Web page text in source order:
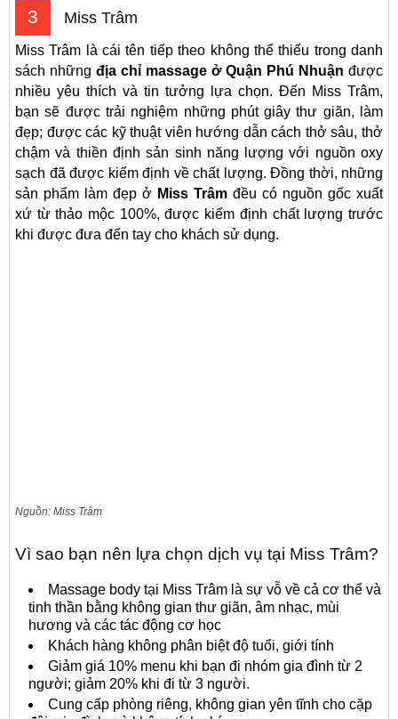
3 Miss Trâm
Miss Trâm là cái tên tiếp theo không thể thiếu trong danh
sách những địa chỉ massage ở Quận Phú Nhuận được
nhiều yêu thích và tin tưởng lựa chọn. Đến Miss Trâm,
bạn sẽ được trải nghiệm những phút giây thư giãn, làm
đẹp; được các kỹ thuật viên hướng dẫn cách thở sâu, thở
chậm và thiền định sản sinh năng lượng với nguồn oxy
sạch đã được kiểm định về chất lượng. Đồng thời, những
sản phẩm làm đẹp ở Miss Trâm đều có nguồn gốc xuất
xứ từ thảo mộc 100%, được kiểm định chất lượng trước
khi được đưa đến tay cho khách sử dụng.
Nguồn: Miss Trâm
Vì sao bạn nên lựa chọn dịch vụ tại Miss Trâm?
Massage body tại Miss Trâm là sự vỗ về cả cơ thể và
tinh thần bằng không gian thư giãn, âm nhạc, mùi
hương và các tác động cơ học
Khách hàng không phân biệt độ tuổi, giới tính
Giảm giá 10% menu khi bạn đi nhóm gia đình từ 2
người; giảm 20% khi đi từ 3 người.
Cung cấp phòng riêng, không gian yên tĩnh cho cặp